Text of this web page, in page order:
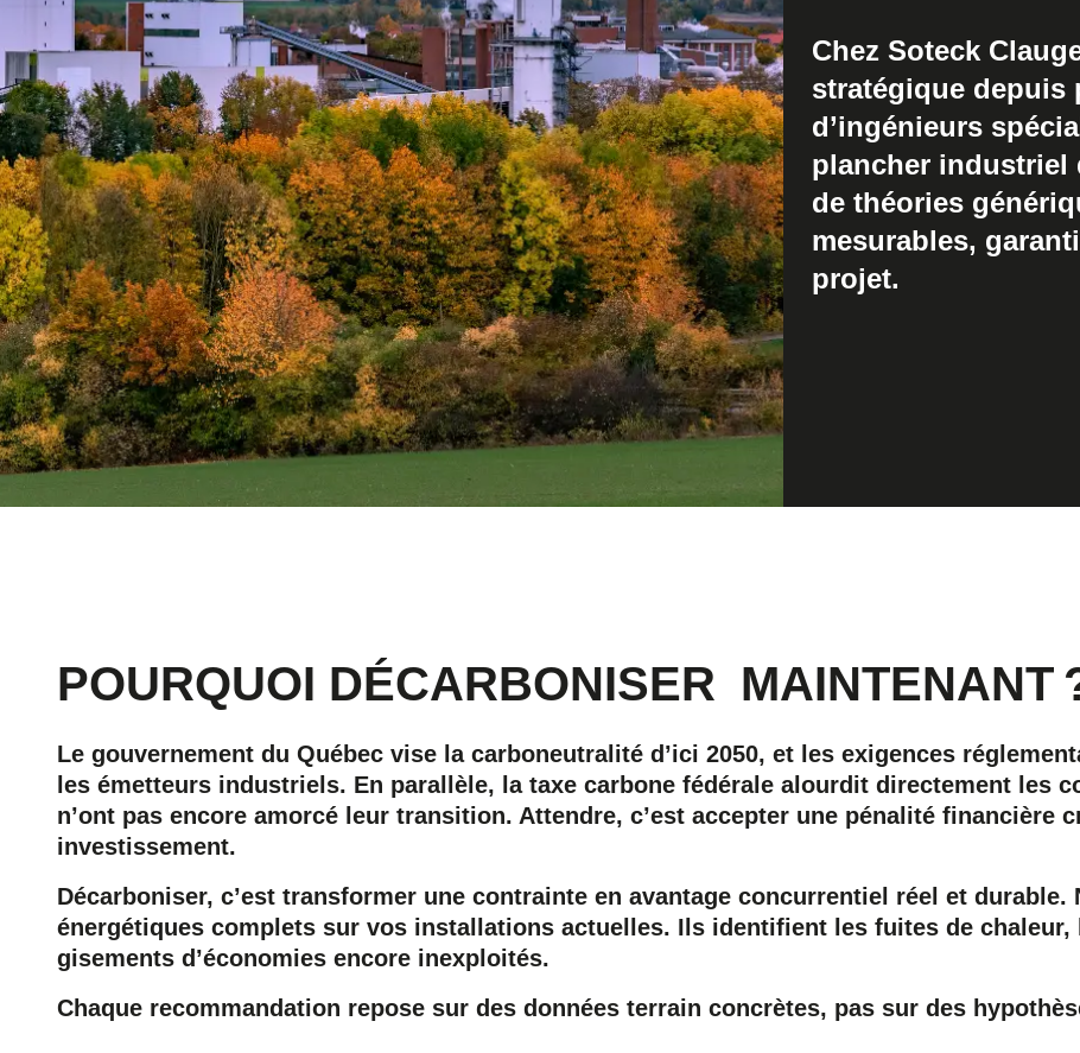
Chez Soteck
stratégique depuis
d’ingénieurs
plancher industriel
de théories
mesurables,
projet.
POURQUOI DÉCARBONISER MAINTENANT
Le gouvernement du Québec vise la carboneutralité d’ici 2050, et les exigences
les émetteurs industriels. En parallèle, la taxe carbone fédérale alourdit directement les
n’ont pas encore amorcé leur transition. Attendre, c’est accepter une pénalité financière
investissement.
Décarboniser, c’est transformer une contrainte en avantage concurrentiel réel et
énergétiques complets sur vos installations actuelles. Ils identifient les fuites de
gisements d’économies encore inexploités.
Chaque recommandation repose sur des données terrain concrètes, pas sur des